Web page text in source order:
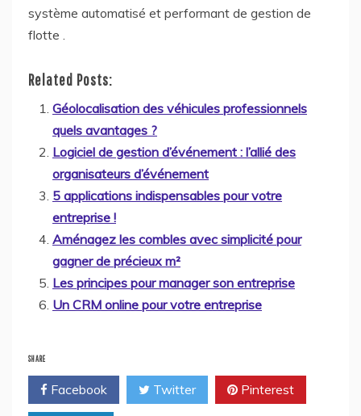
système automatisé et performant de gestion de
flotte .
Related Posts:
Géolocalisation des véhicules professionnels
quels avantages ?
Logiciel de gestion d’événement : l’allié des
organisateurs d’événement
5 applications indispensables pour votre
entreprise !
Aménagez les combles avec simplicité pour
gagner de précieux m²
Les principes pour manager son entreprise
Un CRM online pour votre entreprise
SHARE
Facebook Twitter Pinterest